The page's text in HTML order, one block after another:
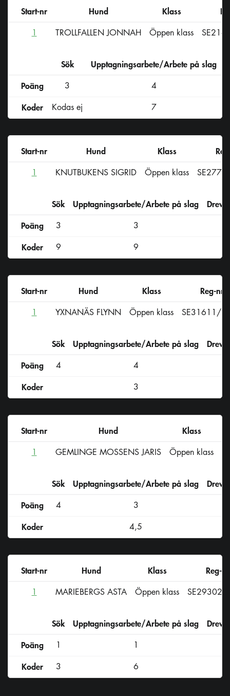
Start-nr Hund Klass
1
TROLLFALLEN JONNAH Öppen klass
Sök Upptagningsarbete/Arbete på slag
Poäng
3
4
Koder
Kodas ej 7
Start-nr Hund Klass
1
KNUTBUKENS SIGRID Öppen klass
Sök Upptagningsarbete/Arbete på slag
Poäng
3 3
Koder
9 9
Start-nr Hund Klass
Reg-nr
1
YXNANÄS FLYNN Öppen klass SE31611/
Sök Upptagningsarbete/Arbete på slag
Poäng
4 4
Koder
3
Start-nr Hund
Klass
1
GEMLINGE MOSSENS JARIS Öppen klass
Sök Upptagningsarbete/Arbete på slag
Poäng
4 3
Koder
4,5
Start-nr Hund Klass
Reg-nr
1
MARIEBERGS ASTA Öppen klass SE29302/
Sök Upptagningsarbete/Arbete på slag
Poäng
1 1
Koder
3 6